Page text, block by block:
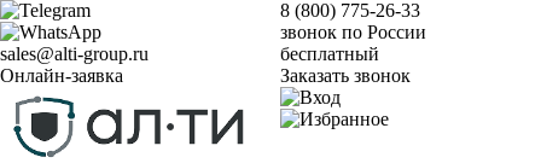
sales@alti-group.ru
Онлайн-заявка
8 (800) 775-26-33
звонок по России
бесплатный
Заказать звонок